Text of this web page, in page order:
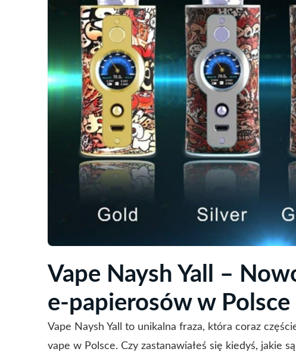
Vape Naysh Yall –
e-papierosów w Polsce
Vape Naysh Yall to unikalna fraza, która coraz
vape w Polsce. Czy zastanawiałeś się kiedyś, jakie